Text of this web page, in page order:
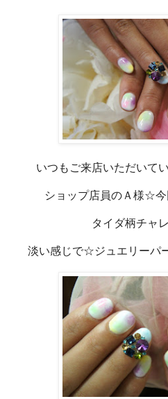
いつもご来店いただいて
ショップ店員のＡ様☆
タイダ柄チャ
淡い感じで☆ジュエリーパ